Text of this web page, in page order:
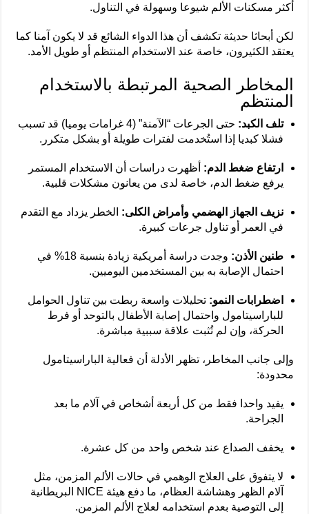
أكثر مسكنات الألم شيوعا وسهولة في التناول.
لكن أبحاثا حديثة تكشف أن هذا الدواء الشائع قد لا يكون آمنا كما
يعتقد الكثيرون، خاصة عند الاستخدام المنتظم أو طويل الأمد.
المخاطر الصحية المرتبطة بالاستخدام
المنتظم
تلف الكبد:
حتى الجرعات “الآمنة” (4 غرامات يوميا) قد تسبب
فشلا كبديا إذا استُخدمت لفترات طويلة أو بشكل متكرر.
ارتفاع ضغط الدم: أظهرت دراسات أن الاستخدام المستمر
يرفع ضغط الدم، خاصة لدى من يعانون مشكلات قلبية.
نزيف الجهاز الهضمي وأمراض الكلى: الخطر يزداد مع التقدم
في العمر أو تناول جرعات كبيرة.
طنين الأذن:
وجدت دراسة أمريكية زيادة بنسبة 18% في
احتمال الإصابة به بين المستخدمين اليوميين.
اضطرابات النمو: تحليلات واسعة ربطت بين تناول الحوامل
للباراسيتامول واحتمال إصابة الأطفال بالتوحد أو فرط
الحركة، وإن لم تُثبت علاقة سببية مباشرة.
وإلى جانب المخاطر، تظهر الأدلة أن فعالية الباراسيتامول
محدودة:
يفيد واحدا فقط من كل أربعة أشخاص في آلام ما بعد
الجراحة.
يخفف الصداع عند شخص واحد من كل عشرة.
لا يتفوق على العلاج الوهمي في حالات الألم المزمن، مثل
آلام الظهر وهشاشة العظام، ما دفع هيئة NICE البريطانية
إلى التوصية بعدم استخدامه لعلاج الألم المزمن.